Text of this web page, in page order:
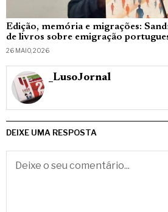
Edição, memória e migrações:
de livros sobre emigração
26 MAIO, 2026
_LusoJornal
DEIXE UMA RESPOSTA